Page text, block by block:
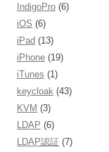
IndigoPro (6)
iOS (6)
iPad (13)
iPhone (19)
iTunes (1)
keycloak (43)
KVM (3)
LDAP (6)
LDAP認証 (7)